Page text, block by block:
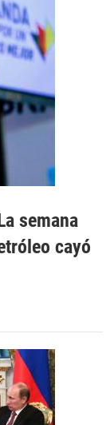
semana
cayó